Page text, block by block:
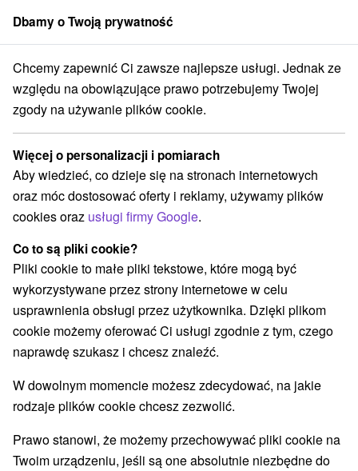
członek grupySorger
Specjalne oferty na Słowacji Halloween pozostaje Jánska dolina
Luksusowe halloween pozostaje
Jánska dolina
Kategorie
Wszystkie kategorie
Pobyty z rabatem
Wellness pobyty(4) Wyjazdy weekendowe
Romantyczne wypady(1) Pobyty dla seniorów(1)
Wakacje rodzinne(4)
Wybierz lokalizację lub datę
Najlepiej sprzedające
Wsie i miasta
Dbamy o Twoją prywatność
Chcemy zapewnić Ci zawsze najlepsze usługi. Jednak ze
względu na obowiązujące prawo potrzebujemy Twojej
zgody na używanie plików cookie.
Więcej o personalizacji i pomiarach
Aby wiedzieć, co dzieje się na stronach internetowych
oraz móc dostosować oferty i reklamy, używamy plików
cookies oraz usługi firmy Google.
Co to są pliki cookie?
Pliki cookie to małe pliki tekstowe, które mogą być
wykorzystywane przez strony internetowe w celu
usprawnienia obsługi przez użytkownika. Dzięki plikom
cookie możemy oferować Ci usługi zgodnie z tym, czego
naprawdę szukasz i chcesz znaleźć.
W dowolnym momencie możesz zdecydować, na jakie
rodzaje plików cookie chcesz zezwolić.
Prawo stanowi, że możemy przechowywać pliki cookie na
Twoim urządzeniu, jeśli są one absolutnie niezbędne do